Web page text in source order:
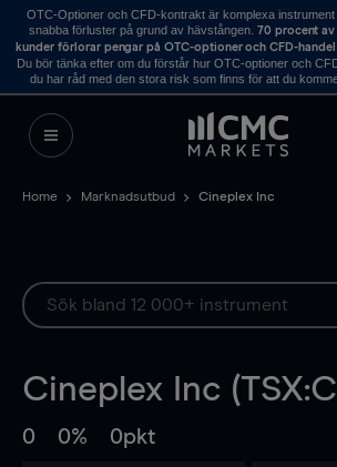
OTC-Optioner och CFD-kontrakt är komplexa
snabba förluster på grund av hävstången. 70 procent
kunder förlorar pengar på OTC-optioner och CFD-
Du bör tänka efter om du förstår hur OTC-optioner och
du har råd med den stora risk som finns för att du
Home Marknadsutbud Cineplex Inc
Cineplex Inc
0 0% 0pkt